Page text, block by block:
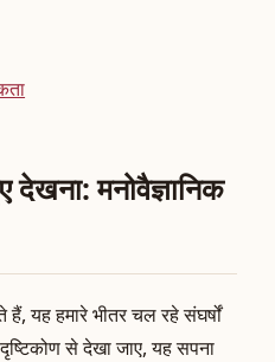
देखना: मनोवैज्ञानिक
यह हमारे भीतर चल रहे संघर्षों
से देखा जाए, यह सपना